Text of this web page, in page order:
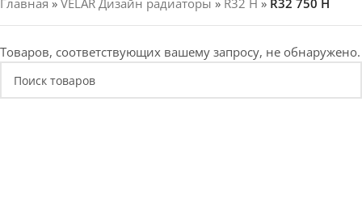
Главная » VELAR Дизайн радиаторы » R32 H » R32 750 H
Товаров, соответствующих вашему запросу, не обнаружено.